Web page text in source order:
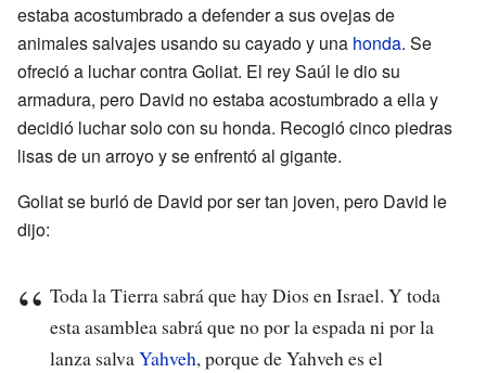
estaba acostumbrado a defender a sus ovejas de
animales salvajes usando su cayado y una honda. Se
ofreció a luchar contra Goliat. El rey Saúl le dio su
armadura, pero David no estaba acostumbrado a ella y
decidió luchar solo con su honda. Recogió cinco piedras
lisas de un arroyo y se enfrentó al gigante.
Goliat se burló de David por ser tan joven, pero David le
dijo:
Toda la Tierra sabrá que hay Dios en Israel. Y toda
esta asamblea sabrá que no por la espada ni por la
lanza salvaYahveh, porque de Yahveh es el